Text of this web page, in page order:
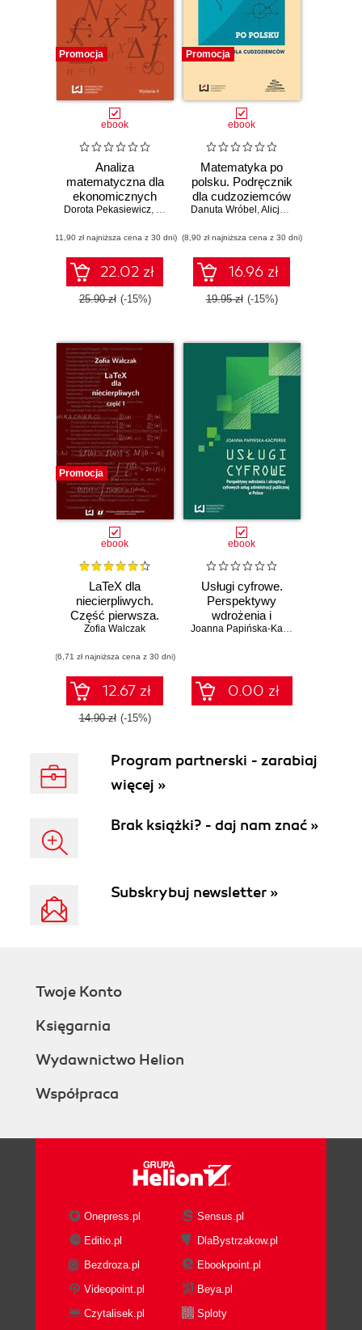
Promocja
ebook
Analiza
matematyczna dla
ekonomicznych
kierunków studiów
Dorota Pekasiewicz, Krystyna Pruska
(11,90 zł najniższa cena z 30 dni)
22.02 zł
25.90 zł (-15%)
Promocja
ebook
Matematyka po
polsku. Podręcznik
dla cudzoziemców
Danuta Wróbel ,Alicja Zielińska
(8,90 zł najniższa cena z 30 dni)
16.96 zł
19.95 zł (-15%)
Promocja
ebook
LaTeX dla
niecierpliwych.
Część pierwsza.
Wydanie drugie
uzupełnione
Zofia Walczak
(6,71 zł najniższa cena z 30 dni)
12.67 zł
14.90 zł (-15%)
ebook
Usługi cyfrowe.
Perspektywy
wdrożenia i
akceptacji
publicznej w
Polsce
Joanna Papińska-Kacperek
0.00 zł
Program partnerski - zarabiaj
więcej »
Brak książki? - daj nam znać »
Subskrybuj newsletter »
Twoje Konto
Księgarnia
Wydawnictwo Helion
Współpraca
Onepress.pl
Sensus.pl
Editio.pl
DlaBystrzakow.pl
Bezdroza.pl
Ebookpoint.pl
Videopoint.pl
Beya.pl
Czytalisek.pl
Sploty